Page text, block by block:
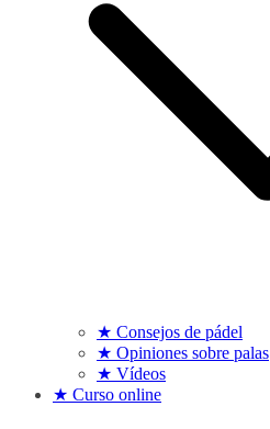
★ Consejos de pádel
★ Opiniones sobre palas
★ Vídeos
★ Curso online